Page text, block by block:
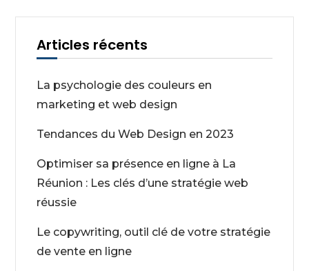
Articles récents
La psychologie des couleurs en
marketing et web design
Tendances du Web Design en 2023
Optimiser sa présence en ligne à La
Réunion : Les clés d’une stratégie web
réussie
Le copywriting, outil clé de votre stratégie
de vente en ligne